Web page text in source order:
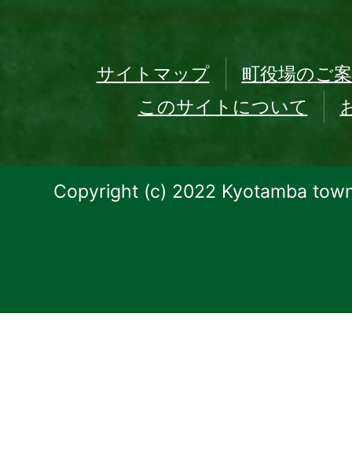
サイトマップ
町役場のご
このサイトについて
Copyright (c) 2022 Kyotamba